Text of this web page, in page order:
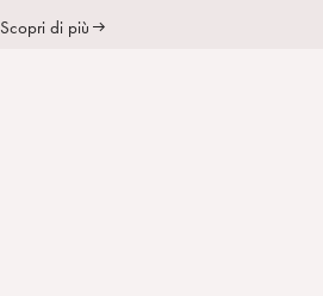
Scopri di più